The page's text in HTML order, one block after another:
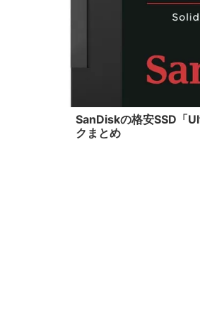
SanDiskの格安SSD「
クまとめ